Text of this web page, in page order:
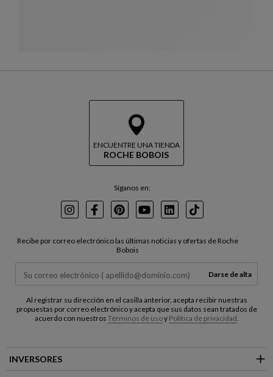
ENCUENTRE UNA TIENDA
ROCHE BOBOIS
Síganos en:
InstagramFacebookPinterest
YoutubeLinkedInTikTok
Recibe por correo electrónico las últimas noticias y ofertas de Roche
Bobois
Darse de alta
Al registrar su dirección en el casilla anterior, acepta recibir nuestras
propuestas por correo electrónico y acepta que sus datos sean tratados de
acuerdo con nuestros Términos de usoy Política de privacidad.
INVERSORES